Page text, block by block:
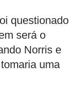
questionado
será o
Norris e
uma